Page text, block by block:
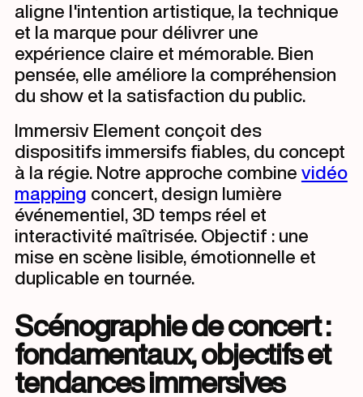
aligne l'intention artistique, la technique
et la marque pour délivrer une
expérience claire et mémorable. Bien
pensée, elle améliore la compréhension
du show et la satisfaction du public.
Immersiv Element conçoit des
dispositifs immersifs fiables, du concept
à la régie. Notre approche combine vidéo
mapping concert, design lumière
événementiel, 3D temps réel et
interactivité maîtrisée. Objectif : une
mise en scène lisible, émotionnelle et
duplicable en tournée.
Scénographie de concert :
fondamentaux, objectifs et
tendances immersives